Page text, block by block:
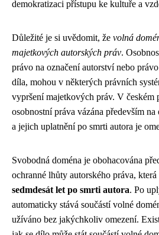
demokratizaci přístupu ke kultuře a
Důležité je si uvědomit, že volná
majetkových autorských práv.
právo na označení autorství nebo
díla, mohou v některých právních
vypršení majetkových práv. V českém
osobnostní práva vázána především
a jejich uplatnění po smrti autora je
Svobodná doména je obohacována
ochranné lhůty autorského práva,
sedmdesát let po smrti autora. Po
automaticky stává součástí volné
užíváno bez jakýchkoliv omezení.